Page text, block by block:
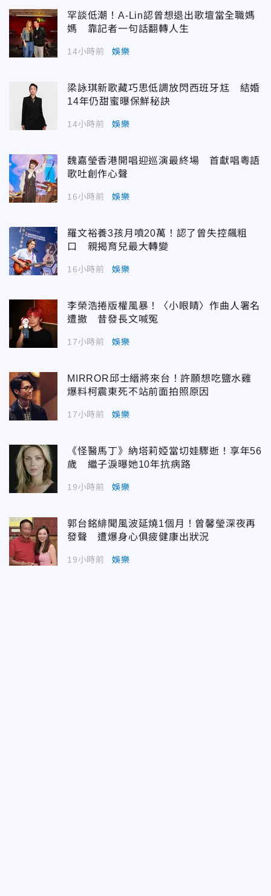
罕談低潮！A-Lin認曾想退出歌壇當全職媽
媽 靠記者一句話翻轉人生
14小時前 娛樂
梁詠琪新歌藏巧思低調放閃西班牙尪 結婚
14年仍甜蜜曝保鮮秘訣
14小時前 娛樂
魏嘉瑩香港開唱迎巡演最終場 首獻唱粵語
歌吐創作心聲
16小時前 娛樂
羅文裕養3孩月噴20萬！認了曾失控飆粗
口 親揭育兒最大轉變
16小時前 娛樂
李榮浩捲版權風暴！〈小眼睛〉作曲人署名
遭撤 昔發長文喊冤
17小時前 娛樂
MIRROR邱士縉將來台！許願想吃鹽水雞
爆料柯震東死不站前面拍照原因
17小時前 娛樂
《怪醫馬丁》納塔莉婭當切娃驟逝！享年56
歲 繼子淚曝她10年抗病路
19小時前 娛樂
郭台銘緋聞風波延燒1個月！曾馨瑩深夜再
發聲 遭爆身心俱疲健康出狀況
19小時前 娛樂